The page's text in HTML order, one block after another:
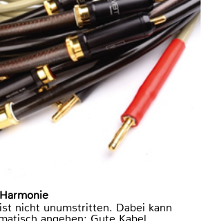
nicht unumstritten. Dabei kann